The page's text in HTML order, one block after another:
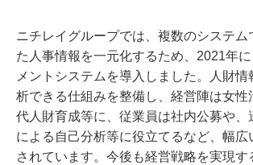
ニチレイグループでは、複数のシステム
た人事情報を一元化するため、2021年
メントシステムを導入しました。人財情
析できる仕組みを整備し、経営陣は女性
代人財育成等に、従業員は社内公募や、
による自己分析等に役立てるなど、幅広
されています。今後も経営戦略を実現す